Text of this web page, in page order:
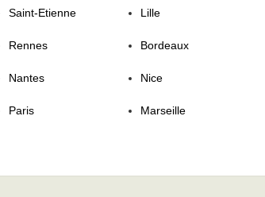
Saint-Etienne Lille
Rennes Bordeaux
Nantes Nice
Paris Marseille